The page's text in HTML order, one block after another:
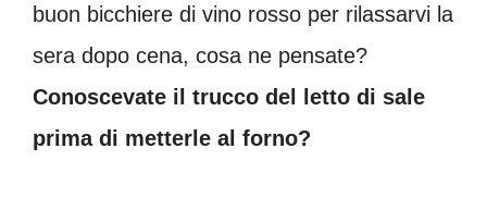
buon bicchiere di vino rosso per rilassarvi la
sera dopo cena, cosa ne pensate?
Conoscevate il trucco del letto di sale
prima di metterle al forno?